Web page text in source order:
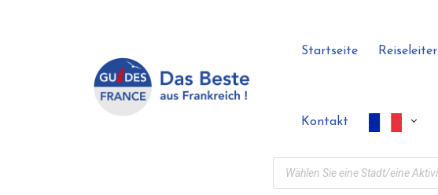
Startseite Reiseleiter
Kontakt